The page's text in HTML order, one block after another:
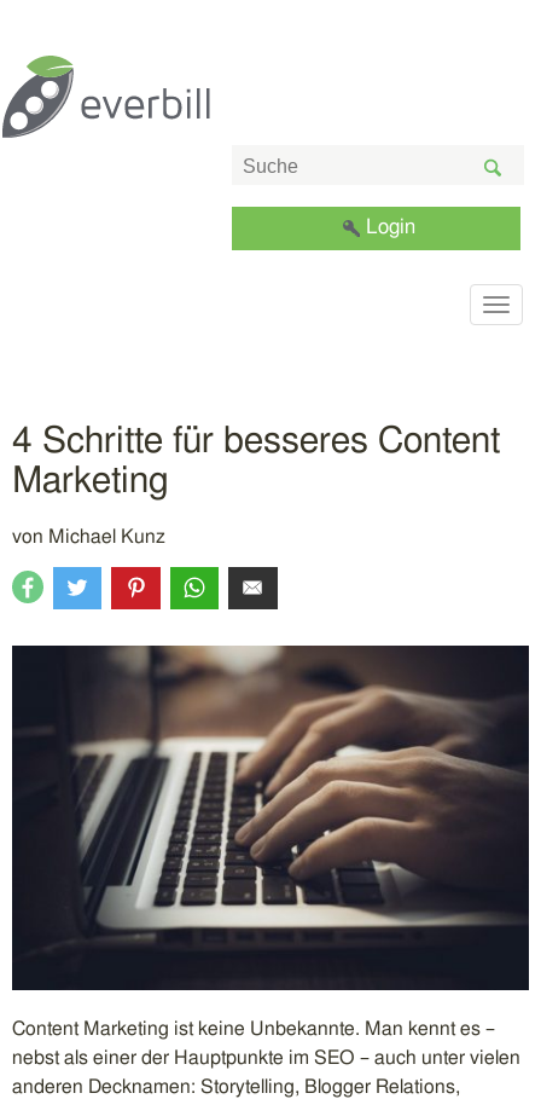
Login
4 Schritte für besseres Content
Marketing
von Michael Kunz
Content Marketing ist keine Unbekannte. Man kennt es –
nebst als einer der Hauptpunkte im SEO – auch unter vielen
anderen Decknamen: Storytelling, Blogger Relations,